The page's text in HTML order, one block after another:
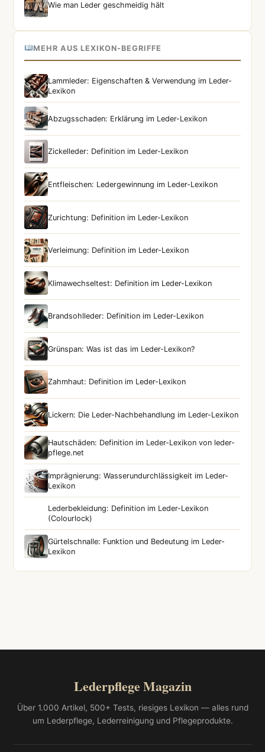
Wie man Leder geschmeidig hält
MEHR AUS LEXIKON-BEGRIFFE
Lammleder: Eigenschaften & Verwendung im Leder-
Lexikon
Abzugsschaden: Erklärung im Leder-Lexikon
Zickelleder: Definition im Leder-Lexikon
Entfleischen: Ledergewinnung im Leder-Lexikon
Zurichtung: Definition im Leder-Lexikon
Verleimung: Definition im Leder-Lexikon
Klimawechseltest: Definition im Leder-Lexikon
Brandsohlleder: Definition im Leder-Lexikon
Grünspan: Was ist das im Leder-Lexikon?
Zahmhaut: Definition im Leder-Lexikon
Lickern: Die Leder-Nachbehandlung im Leder-Lexikon
Hautschäden: Definition im Leder-Lexikon von leder-
pflege.net
Imprägnierung: Wasserundurchlässigkeit im Leder-
Lexikon
Lederbekleidung: Definition im Leder-Lexikon
(Colourlock)
Gürtelschnalle: Funktion und Bedeutung im Leder-
Lexikon
Lederpflege Magazin
Über 1.000 Artikel, 500+ Tests, riesiges Lexikon — alles rund
um Lederpflege, Lederreinigung und Pflegeprodukte.